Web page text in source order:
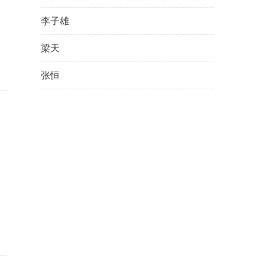
李子雄
梁天
张恒